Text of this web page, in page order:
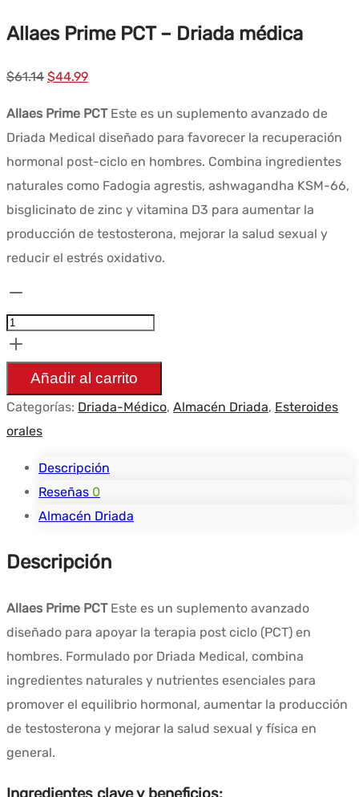
Allaes Prime PCT – Driada médica
$61.14 El
$61.14.
$44.99El
Allaes Prime PCTEste es un suplemento avanzado de
Driada Medical diseñado para favorecer la recuperación
hormonal post-ciclo en hombres. Combina ingredientes
naturales como Fadogia agrestis, ashwagandha KSM-66,
bisglicinato de zinc y vitamina D3 para aumentar la
producción de testosterona, mejorar la salud sexual y
reducir el estrés oxidativo.
Allaes
PCT
-
Driada
medical
Añadir al carrito
Categorías: Driada-Médico, Almacén Driada, Esteroides
orales
Descripción
Reseñas 0
Almacén Driada
Descripción
Allaes Prime PCTEste es un suplemento avanzado
diseñado para apoyar la terapia post ciclo (PCT) en
hombres. Formulado por Driada Medical, combina
ingredientes naturales y nutrientes esenciales para
promover el equilibrio hormonal, aumentar la producción
de testosterona y mejorar la salud sexual y física en
general.